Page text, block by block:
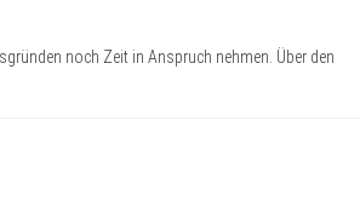
noch Zeit in Anspruch nehmen. Über den